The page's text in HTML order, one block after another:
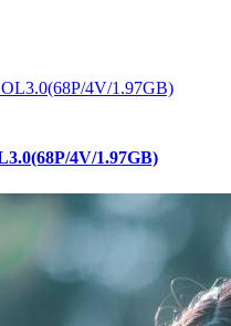
4V/1.97GB)